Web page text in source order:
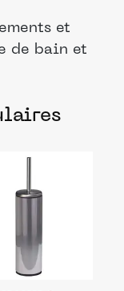
et
de bain et
marques et
ateliers et